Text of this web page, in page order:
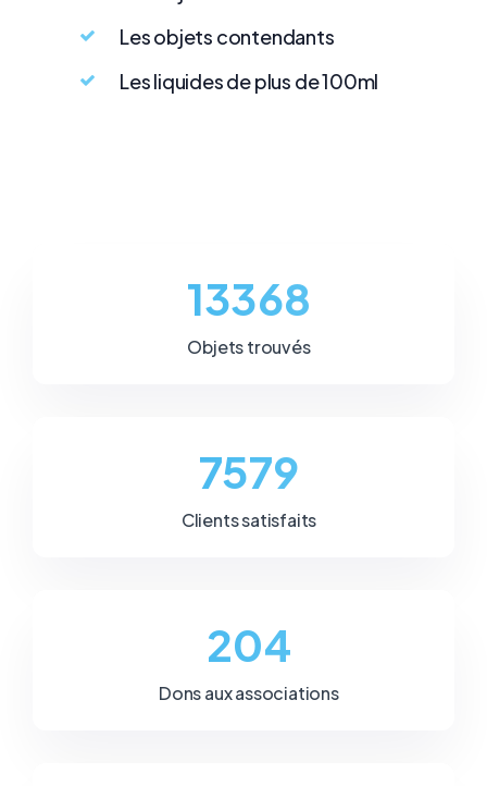
Les objets contendants
Les liquides de plus de 100ml
15425
Objets trouvés
8745
Clients satisfaits
235
Dons aux associations